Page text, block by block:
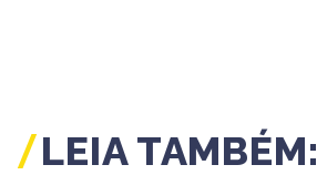
LEIA TAMBÉM: